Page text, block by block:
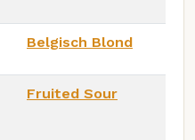
Belgisch Blond
Fruited Sour